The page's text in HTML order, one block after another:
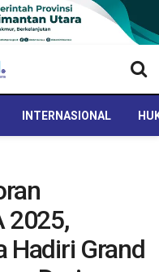
INTERNASIONAL
2025,
Hadiri Grand